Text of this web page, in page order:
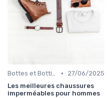
Bottes et Bottines •
27/06/2025
Les meilleures chaussures
imperméables pour hommes